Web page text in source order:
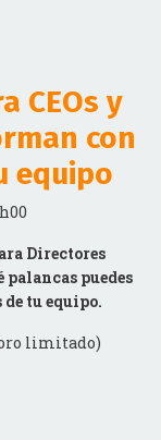
y
con
equipo
puedes
tu equipo.